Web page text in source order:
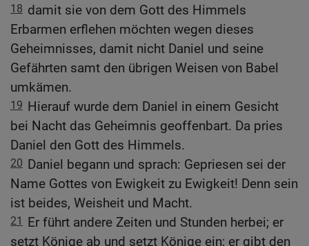
18 damit sie von dem Gott des Himmels
Erbarmen erflehen möchten wegen dieses
Geheimnisses, damit nicht Daniel und seine
Gefährten samt den übrigen Weisen von Babel
umkämen.
19 Hierauf wurde dem Daniel in einem Gesicht
bei Nacht das Geheimnis geoffenbart. Da pries
Daniel den Gott des Himmels.
20 Daniel begann und sprach: Gepriesen sei der
Name Gottes von Ewigkeit zu Ewigkeit! Denn sein
ist beides, Weisheit und Macht.
21
Er führt andere Zeiten und Stunden herbei; er
setzt Könige ab und setzt Könige ein; er gibt den